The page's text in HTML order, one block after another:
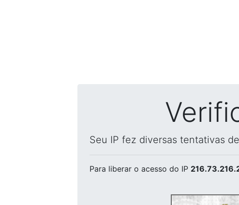
Seu IP fez diversas tentativas
Para liberar o acesso do IP